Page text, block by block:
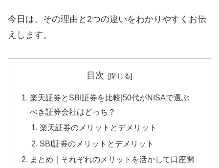
今日は、その理由と2つの違いをわかりやすくお伝
えします。
目次
楽天証券とSBI証券を比較|50代がNISAで選ぶ
べき証券会社はどっち？
楽天証券のメリットとデメリット
SBI証券のメリットとデメリット
まとめ｜それぞれのメリットを活かして口座開